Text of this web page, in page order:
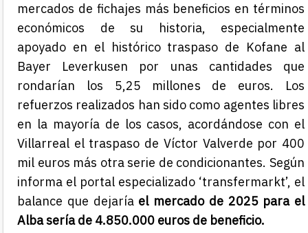
mercados de fichajes más beneficios en términos
económicos de su historia, especialmente
apoyado en el histórico traspaso de Kofane al
Bayer Leverkusen por unas cantidades que
rondarían los 5,25 millones de euros. Los
refuerzos realizados han sido como agentes libres
en la mayoría de los casos, acordándose con el
Villarreal el traspaso de Víctor Valverde por 400
mil euros más otra serie de condicionantes. Según
informa el portal especializado ‘transfermarkt’, el
balance que dejaría el mercado de 2025 para el
Alba sería de 4.850.000 euros de beneficio.